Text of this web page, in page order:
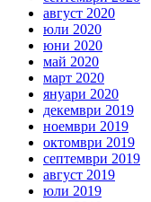
август 2020
юли 2020
юни 2020
май 2020
март 2020
януари 2020
декември 2019
ноември 2019
октомври 2019
септември 2019
август 2019
юли 2019